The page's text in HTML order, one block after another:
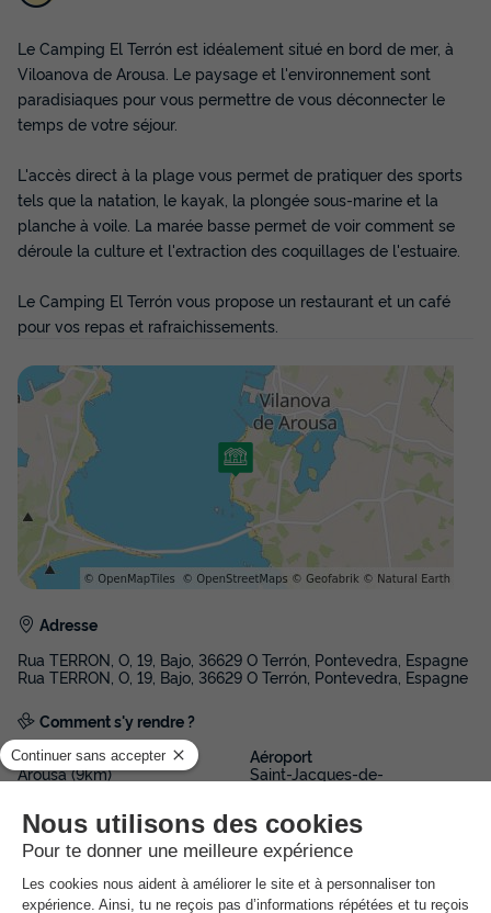
Le Camping El Terrón est idéalement situé en bord de mer, à
Viloanova de Arousa. Le paysage et l'environnement sont
paradisiaques pour vous permettre de vous déconnecter le
temps de votre séjour.
L'accès direct à la plage vous permet de pratiquer des sports
tels que la natation, le kayak, la plongée sous-marine et la
planche à voile. La marée basse permet de voir comment se
déroule la culture et l'extraction des coquillages de l'estuaire.
Le Camping El Terrón vous propose un restaurant et un café
pour vos repas et rafraichissements.
Adresse
Rua TERRON, O, 19, Bajo, 36629 O Terrón, Pontevedra, Espagne
Rua TERRON, O, 19, Bajo, 36629 O Terrón, Pontevedra, Espagne
Comment s'y rendre ?
Gare
Arousa (9km)
Aéroport
Saint-Jacques-de-
Ferry à Portonovo 26 km
Date et heures d’ouverture